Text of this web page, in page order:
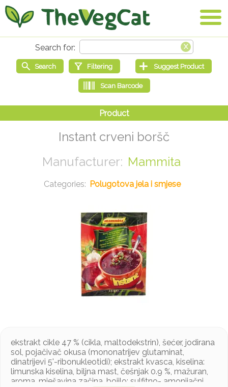
Instant crveni boršč
Mammita
Polugotova jela i smjese
ekstrakt cikle 47 % (cikla, maltodekstrin), šećer, jodirana
sol, pojačivač okusa (mononatrijev glutaminat,
dinatrijevi 5'-ribonukleotidi); ekstrakt kvasca, kiselina:
limunska kiselina, biljna mast, češnjak 0.9 %, mažuran,
aroma, mješavina začina, bojilo: sulfitno- amonijačni